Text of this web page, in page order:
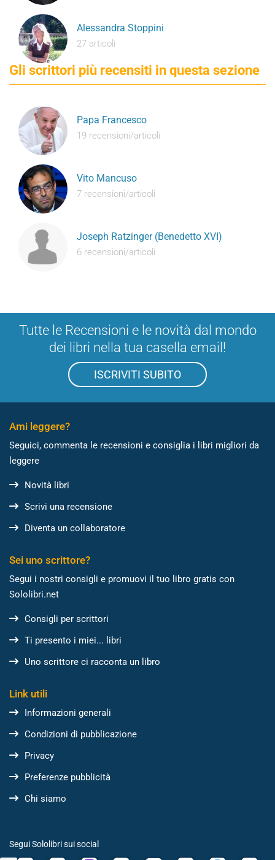
Alessandra Stoppini
27 articoli
Gli scrittori più recensiti in questa sezione
Papa Francesco
19 recensioni/articoli
Vito Mancuso
7 recensioni/articoli
Joseph Ratzinger (Benedetto XVI)
6 recensioni/articoli
Tutte le Recensioni e le novità dal mondo
dei libri nella tua casella email!
ISCRIVITI SUBITO
Ami leggere?
Seguici, commenta le recensioni e consiglia i libri migliori da
leggere
Novità libri
Scrivi una recensione
Diventa un collaboratore
Sei uno scrittore?
Segui i nostri consigli e promuovi il tuo libro gratis con
Sololibri.net
Consigli per scrittori
Ti presento i miei... libri
Uno scrittore ci racconta un libro
Link utili
Informazioni generali
Condizioni di pubblicazione
Privacy
Preferenze pubblicità
Chi siamo
Segui Sololibri sui social